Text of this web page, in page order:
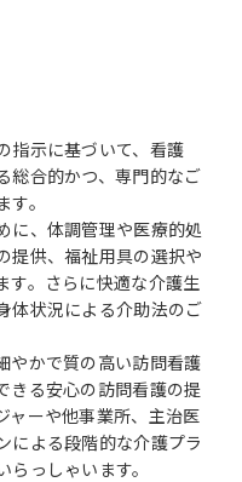
指示に基づいて、看護
総合的かつ、専門的なご
。
に、体調管理や医療的処
提供、福祉用具の選択や
す。さらに快適な介護生
体状況による介助法のご
やかで質の高い訪問看護
きる安心の訪問看護の提
ャーや他事業所、主治医
による段階的な介護プラ
っしゃいます。